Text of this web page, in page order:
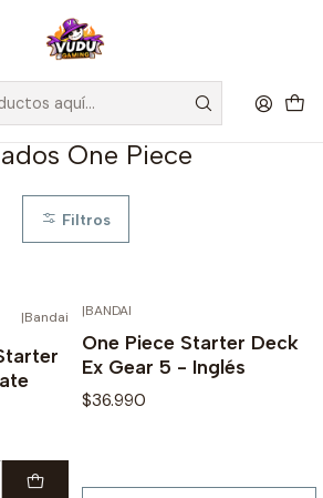
Chile! Envío GRATIS a Regiones sobre
TCG One Piece Sellados One Piece
One Piece
Filtros
|Bandai |BANDAI
One Piece Starter Deck
Ex Gear 5 - Inglés
$36.990